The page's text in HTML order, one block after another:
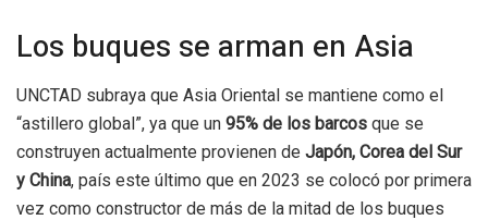
Los buques se arman en Asia
UNCTAD subraya que Asia Oriental se mantiene como el
“astillero global”, ya que un 95% de los barcos que se
construyen actualmente provienen de Japón, Corea del Sur
y China, país este último que en 2023 se colocó por primera
vez como constructor de más de la mitad de los buques